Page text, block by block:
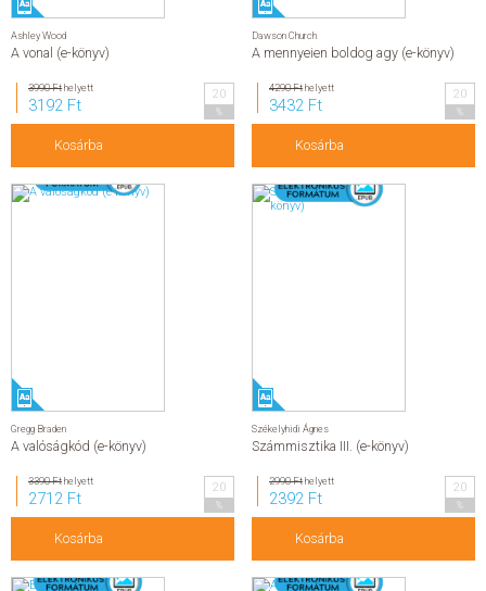
Ashley Wood
A vonal (e-könyv)
3990 Fthelyett
3192 Ft
20
Kosárba
Dawson Church
A mennyeien boldog agy (e-könyv)
4290 Fthelyett
3432 Ft
20
Kosárba
Gregg Braden
A valóságkód (e-könyv)
3390 Fthelyett
2712 Ft
20
Kosárba
Székelyhidi Ágnes
Számmisztika III. (e-könyv)
2990 Fthelyett
2392 Ft
20
Kosárba